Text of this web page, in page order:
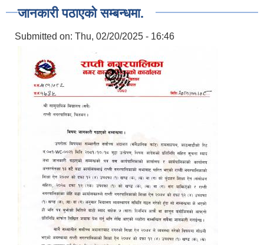
जानकारी पठाएको सम्बन्धमा.
Submitted on: Thu, 02/20/2025 - 16:46